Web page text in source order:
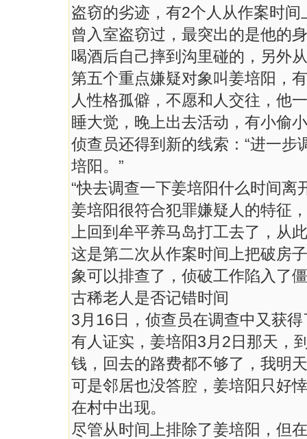
盗窃的劣迹，有2个人从作案时
曾入室盗窃过，最突出的是他的
喝酒后自己摔到沟里碰的，另外
第五个重点嫌疑对象叫姜培阳，
人性格孤僻，不愿和人交往，他
睡大觉，晚上出去活动，有小偷
侦查员还得到新的线索：“进一
培阳。”
“快去调查一下姜培阳什么时间离
姜培阳很符合犯罪嫌疑人的特征
上回到牟平养马岛打工去了，从
这是第二次从作案时间上把破房
象可以排查了，侦破工作陷入了
古稀老人是否记错时间
3月16日，侦查员在调查中又获
有人证实，姜培阳3月2日那天，
钱，回去的路费都不够了，我明
可是邻居也没答腔，姜培阳只好
在村中出现。
尽管从时间上排除了姜培阳，但